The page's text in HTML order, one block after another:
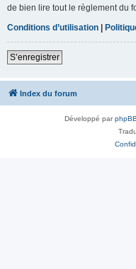
de bien lire tout le règlement du
Conditions d’utilisation |
S’enregistrer
Index du forum
Développé parphpBB